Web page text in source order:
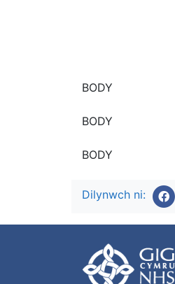
BODY
BODY
BODY
Dilynwch ni: